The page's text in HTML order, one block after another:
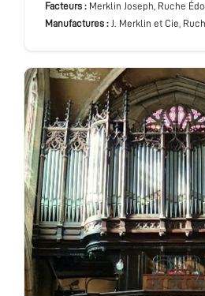
Facteurs : Merklin Joseph, Ruche
Manufactures : J. Merklin et Cie,